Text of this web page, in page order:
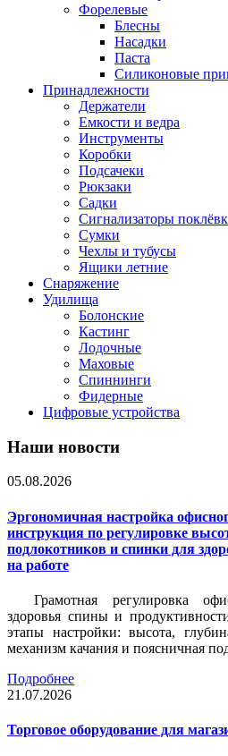
Форелевые
Блесны
Насадки
Паста
Силиконовые
Принадлежности
Держатели
Емкости и ведра
Инструменты
Коробки
Подсачеки
Рюкзаки
Садки
Сигнализаторы
Сумки
Чехлы и тубусы
Ящики летние
Снаряжение
Удилища
Болонские
Кастинг
Лодочные
Маховые
Спиннинги
Фидерные
Цифровые устройства
Наши новости
05.08.2026
Эргономичная настройка
инструкция по регулировке
подлокотников и спинки для
на работе
Грамотная регулировка
здоровья спины и
этапы настройки: высота,
механизм качания и поясничная
Подробнее
21.07.2026
Торговое оборудование для